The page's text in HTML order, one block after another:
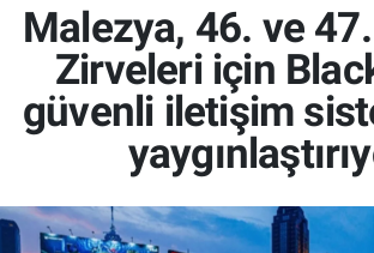
Malezya, 46. ve
Zirveleri için
güvenli iletişim
Yaşam
Kültür & Sanat
Köşe Yazıları
Süper Lig Puan Durumu ve
Tüm Manşetler
Haber Arşivi